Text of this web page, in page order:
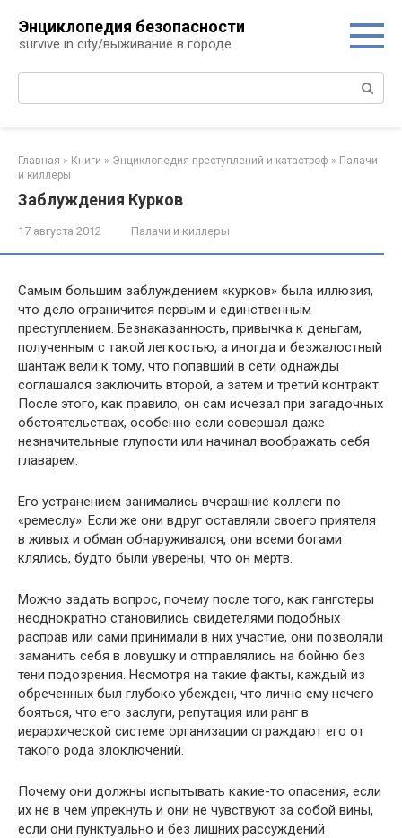
контенту
Энциклопедия безопасности
survive in city/выживание в городе
Поиск:
Главная » Книги » Энциклопедия преступлений и катастроф » Палачи
и киллеры
Заблуждения Курков
17 августа 2012 Палачи и киллеры
Самым большим заблуждением «курков» была иллюзия,
что дело ограничится первым и единственным
преступлением. Безнаказанность, привычка к деньгам,
полученным с такой легкостью, а иногда и безжалостный
шантаж вели к тому, что попавший в сети однажды
соглашался заключить второй, а затем и третий контракт.
После этого, как правило, он сам исчезал при загадочных
обстоятельствах, особенно если совершал даже
незначительные глупости или начинал воображать себя
главарем.
Его устранением занимались вчерашние коллеги по
«ремеслу». Если же они вдруг оставляли своего приятеля
в живых и обман обнаруживался, они всеми богами
клялись, будто были уверены, что он мертв.
Можно задать вопрос, почему после того, как гангстеры
неоднократно становились свидетелями подобных
расправ или сами принимали в них участие, они позволяли
заманить себя в ловушку и отправлялись на бойню без
тени подозрения. Несмотря на такие факты, каждый из
обреченных был глубоко убежден, что лично ему нечего
бояться, что его заслуги, репутация или ранг в
иерархической системе организации ограждают его от
такого рода злоключений.
Почему они должны испытывать какие-то опасения, если
их не в чем упрекнуть и они не чувствуют за собой вины,
если они пунктуально и без лишних рассуждений